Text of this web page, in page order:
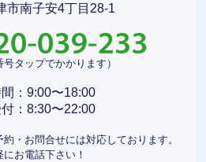
市南子安4丁目28-1
号タップでかかります）
：9:00〜18:00
：8:30〜22:00
・お問合せには対応しております。
にお電話下さい！